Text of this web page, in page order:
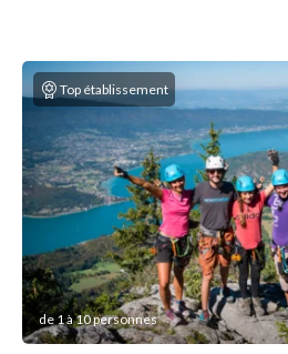
Top établissement
de 1 à 10 personnes